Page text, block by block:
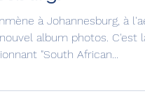
à Johannesburg, à
album photos. C'est
"South African...